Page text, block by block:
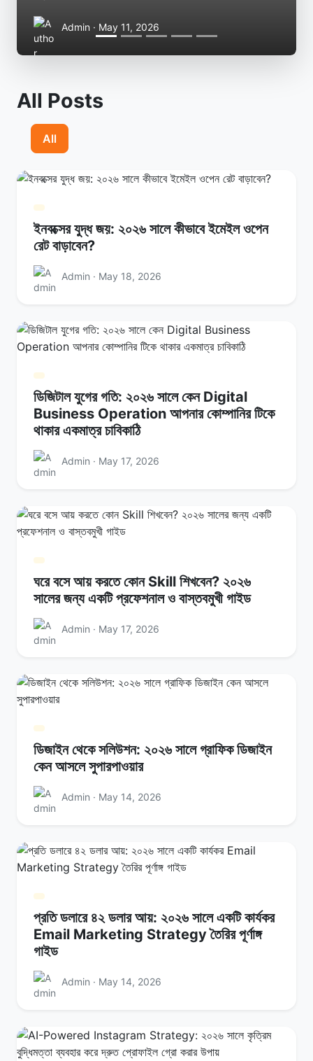
Admin · May 11, 2026
All Posts
All
ইনবক্সের যুদ্ধ জয়: ২০২৬ সালে কীভাবে ইমেইল ওপেন
রেট বাড়াবেন?
Admin · May 18, 2026
ডিজিটাল যুগের গতি: ২০২৬ সালে কেন Digital
Business Operation আপনার কোম্পানির টিকে
থাকার একমাত্র চাবিকাঠি
Admin · May 17, 2026
ঘরে বসে আয় করতে কোন Skill শিখবেন? ২০২৬
সালের জন্য একটি প্রফেশনাল ও বাস্তবমুখী গাইড
Admin · May 17, 2026
ডিজাইন থেকে সলিউশন: ২০২৬ সালে গ্রাফিক ডিজাইন
কেন আসলে সুপারপাওয়ার
Admin · May 14, 2026
প্রতি ডলারে ৪২ ডলার আয়: ২০২৬ সালে একটি কার্যকর
Email Marketing Strategy তৈরির পূর্ণাঙ্গ
গাইড
Admin · May 14, 2026